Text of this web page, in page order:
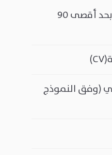
عرض فيديو (بحد أقصى 90
(CV)
(وفق النموذج